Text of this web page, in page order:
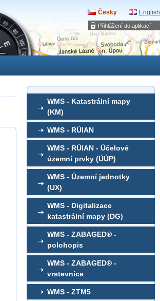
Přihlášení do aplikací
Česky English
WMS - Katastrální mapy
(KM)
WMS - RÚIAN
WMS - RÚIAN - Účelové
územní prvky (ÚÚP)
WMS - Územní jednotky
(UX)
WMS - Digitalizace
katastrální mapy (DG)
WMS - ZABAGED® -
polohopis
WMS - ZABAGED® -
vrstevnice
WMS - ZTM5